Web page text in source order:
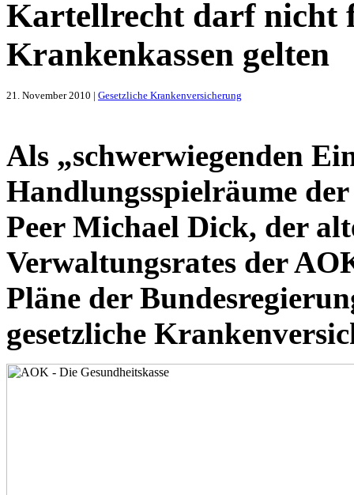
Kartellrecht darf nicht
Krankenkassen gelten
21. November 2010 | Gesetzliche Krankenversicherung
Als „schwerwiegenden
Handlungsspielräume
Peer Michael Dick, der
Verwaltungsrates der
Pläne der
gesetzliche